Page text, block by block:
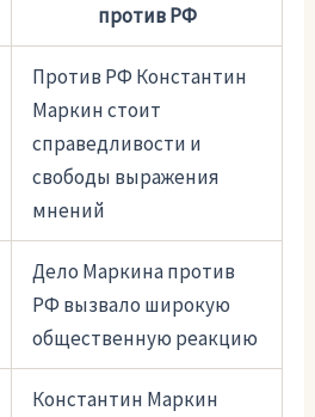
против РФ
Против РФ Константин
Маркин стоит
справедливости и
свободы выражения
мнений
Дело Маркина против
РФ вызвало широкую
общественную реакцию
Константин Маркин